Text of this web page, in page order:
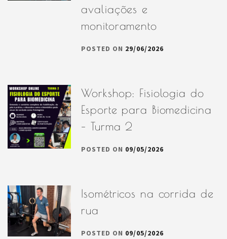
avaliações e
monitoramento
POSTED ON 29/06/2026
Workshop: Fisiologia do
Esporte para Biomedicina
– Turma 2
POSTED ON 09/05/2026
Isométricos na corrida de
rua
POSTED ON 09/05/2026